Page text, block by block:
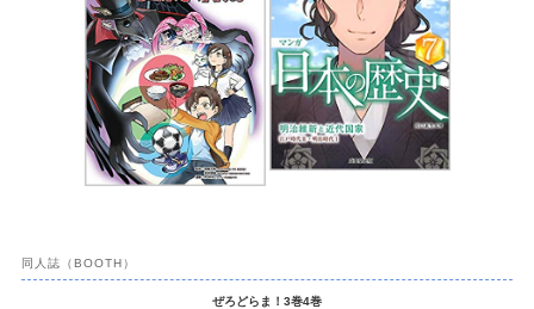
同人誌（BOOTH）
ぜろどらま！3巻4巻